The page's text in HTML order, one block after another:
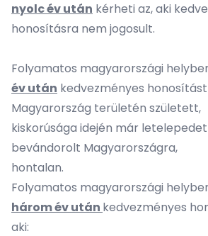
nyolc év után kérheti az, aki
honosításra nem jogosult.
Folyamatos magyarországi
év után kedvezményes
Magyarország területén született,
kiskorúsága idején már
bevándorolt Magyarországra,
hontalan.
Folyamatos magyarországi
három év után kedvezményes
aki: